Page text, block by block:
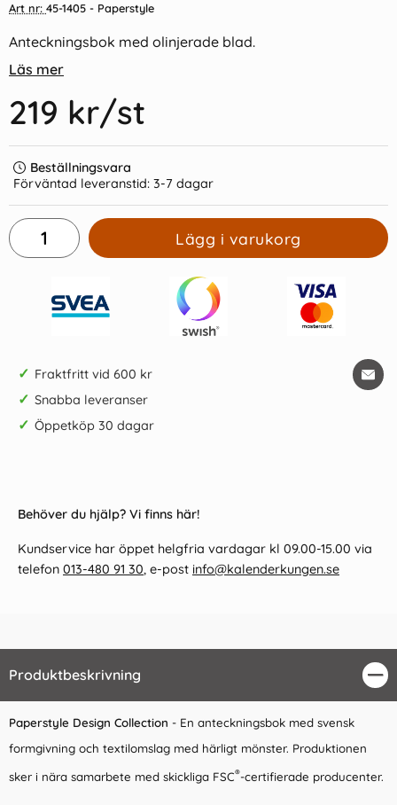
Art nr: 45-1405 - Paperstyle
Anteckningsbok med olinjerade blad.
Läs mer
219 kr/st
Beställningsvara
Förväntad leveranstid: 3-7 dagar
Lägg i varukorg
✓ Fraktfritt vid 600 kr
✓ Snabba leveranser
✓ Öppetköp 30 dagar
Behöver du hjälp? Vi finns här!
Kundservice har öppet helgfria vardagar kl 09.00-15.00 via
telefon 013-480 91 30, e-post info@kalenderkungen.se
Produktbeskrivning
Paperstyle Design Collection - En anteckningsbok med svensk
formgivning och textilomslag med härligt mönster. Produktionen
sker i nära samarbete med skickliga FSC®-certifierade producenter.